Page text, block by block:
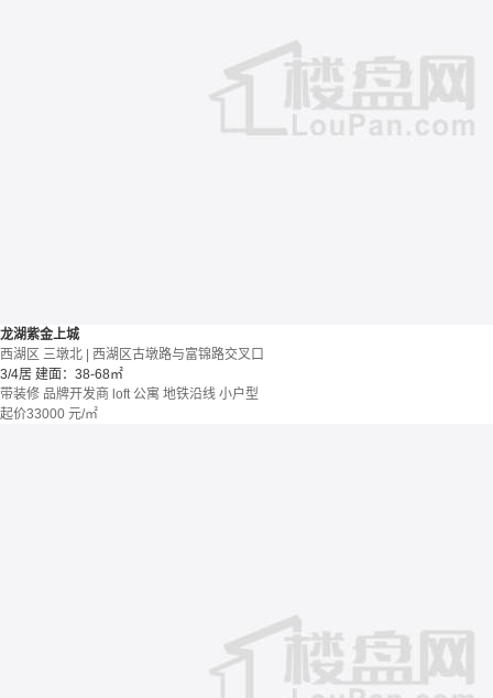
龙湖紫金上城
西湖区 三墩北 | 西湖区古墩路与富锦路交叉口
3/4居 建面：38-68㎡
带装修 品牌开发商 loft 公寓 地铁沿线 小户型
起价33000 元/㎡